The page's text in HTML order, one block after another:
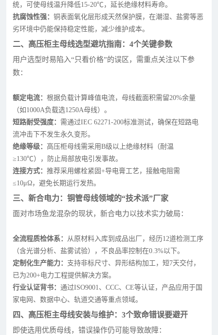
统，可使母线温升降低15-20℃，延长绝缘材料寿命。
抗腐蚀性强：铜表面氧化层形成天然保护膜，在潮湿、盐雾等恶
劣环境中仍能保持稳定性能，减少维护成本。
二、高压柜主母线选型避坑指南：4个关键参数
用户选型时易陷入“只看价格”的误区，需重点关注以下参
数：
额定电流：根据负载计算峰值电流，母线截面积需留20%余量
（如1000A负载选1250A母线）。
短路耐受强度： 需通过IEC 62271-200标准测试，确保在短路电
流冲击下不发生永久变形。
绝缘等级： 高压柜母线需采用B级以上绝缘材料（耐温
≥130℃），防止局部放电引发事故。
连接方式：推荐采用螺栓紧固+导电膏工艺，接触电阻需
≤10μΩ，避免长期运行发热。
三、新合电力：铜管母线领域的“技术派”厂家
面对市场鱼龙混杂的现状，新合电力以技术实力破局：
全流程质检体系：
从原材料入库到成品出厂，经历12道检测工序
（含光谱分析、盐雾试验），不良品率控制在0.3%以下。
定制化生产能力： 支持非标尺寸、异形结构加工，短7天交付，
已为200+电力工程提供解决方案。
行业认证背书：通过ISO9001、CCC、CE等认证，产品应用于国
家电网、数据中心、轨道交通等重点领域。
四、高压柜主母线安装与维护：3个致命错误要避开
即使选用优质母线，错误操作仍可能导致故障：